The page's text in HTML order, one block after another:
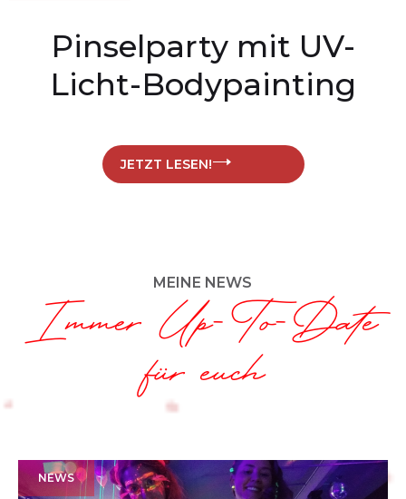
Pinselparty mit UV-
Licht-Bodypainting
JETZT LESEN!
MEINE NEWS
Immer Up-To-Date
für euch
NEWS